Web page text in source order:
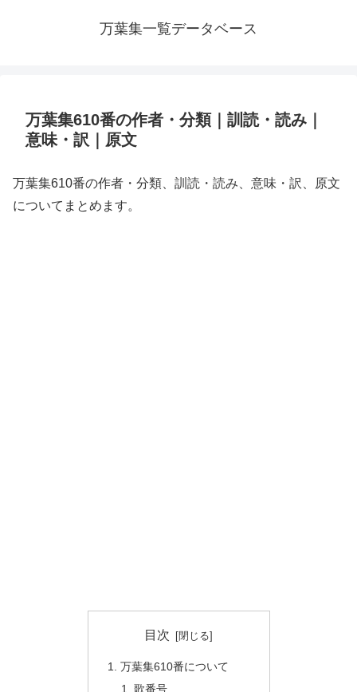
万葉集一覧データベース
万葉集610番の作者・分類｜訓読・読み｜
意味・訳｜原文
万葉集610番の作者・分類、訓読・読み、意味・訳、原文
についてまとめます。
目次
万葉集610番について
歌番号